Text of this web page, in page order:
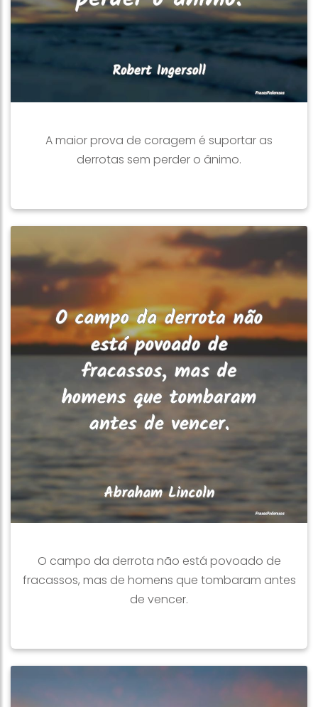
A maior prova de coragem é suportar as
derrotas sem perder o ânimo.
O campo da derrota não está povoado de
fracassos, mas de homens que tombaram antes
de vencer.